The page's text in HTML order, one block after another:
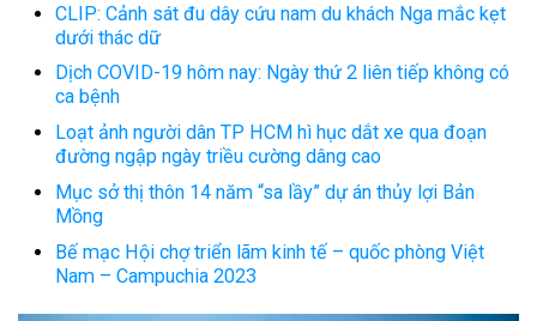
CLIP: Cảnh sát đu dây cứu nam du khách Nga mắc kẹt
dưới thác dữ
Dịch COVID-19 hôm nay: Ngày thứ 2 liên tiếp không có
ca bệnh
Loạt ảnh người dân TP HCM hì hục dắt xe qua đoạn
đường ngập ngày triều cường dâng cao
Mục sở thị thôn 14 năm “sa lầy” dự án thủy lợi Bản
Mồng
Bế mạc Hội chợ triển lãm kinh tế – quốc phòng Việt
Nam – Campuchia 2023